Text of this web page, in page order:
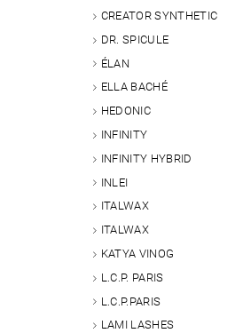
CREATOR SYNTHETIC
DR. SPICULE
ÉLAN
ELLA BACHÉ
HEDONIC
INFINITY
INFINITY HYBRID
INLEI
ITALWAX
ITALWAX
KATYA VINOG
L.C.P. PARIS
L.C.P.PARIS
LAMI LASHES